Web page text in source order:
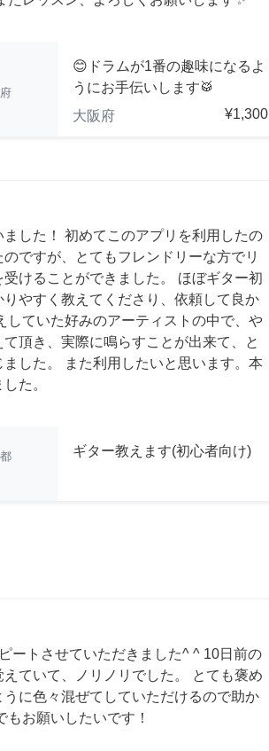
😊ドラムが1番の趣味になるよ
うにお手伝いします🥁
大阪府
¥1,300
した！ 初めてこのアプリを利用したの
ですが、とてもフレンドリーな方でリ
けることができました。 ほぼギター初
やすく教えてくださり、依頼して良か
していた好みのアーティストの中で、や
頂き、実際に鳴らすことが出来て、と
した。 また利用したいと思います。本
た。
ギター教えます(初心者向け)
ートさせていただきました^ ^ 10日前の
ていて、ノリノリでした。 とても褒め
に色々混ぜてしていただけるので助か
もお願いしたいです！